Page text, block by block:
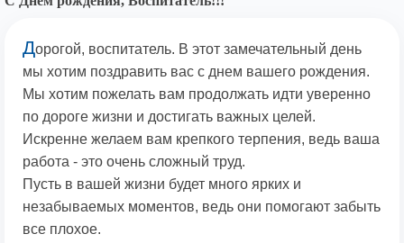
Дорогой, воспитатель. В этот замечательный день
мы хотим поздравить вас с днем вашего рождения.
Мы хотим пожелать вам продолжать идти уверенно
по дороге жизни и достигать важных целей.
Искренне желаем вам крепкого терпения, ведь ваша
работа - это очень сложный труд.
Пусть в вашей жизни будет много ярких и
незабываемых моментов, ведь они помогают забыть
все плохое.